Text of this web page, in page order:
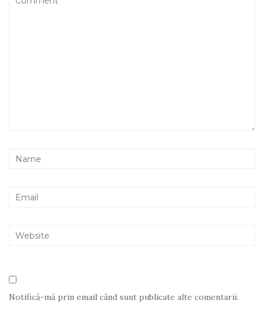
Notifică-mă prin email când sunt publicate alte comentarii.